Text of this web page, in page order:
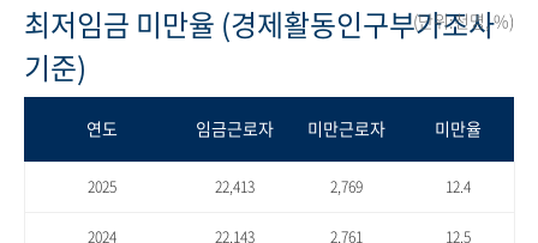
최저임금 미만율 (경제활동인구부가조사
기준)
(단위:천명, %)
연도 임금근로자 미만근로자 미만율
2025 22,413 2,769 12.4
2024 22,143 2,761 12.5